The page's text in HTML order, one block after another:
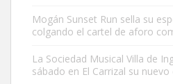
Gato manso encontrado
Este gato macho ha aparecido en la
es muy manso y extremadamente
Mogán Sunset Run sella su
colgando el cartel de aforo
La Sociedad Musical Villa de
sábado en El Carrizal su nuevo